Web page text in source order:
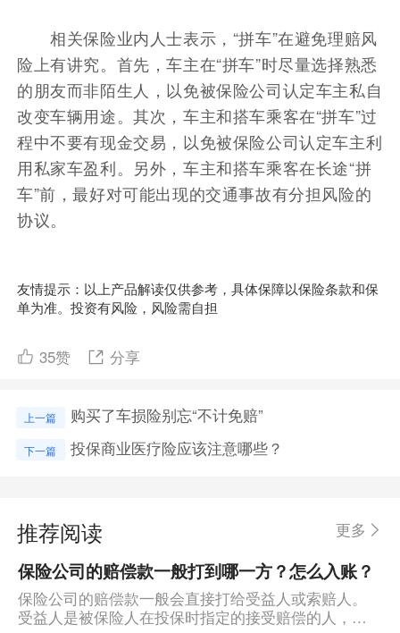
相关保险业内人士表示，“拼车”在避免理赔风
险上有讲究。首先，车主在“拼车”时尽量选择熟悉
的朋友而非陌生人，以免被保险公司认定车主私自
改变车辆用途。其次，车主和搭车乘客在“拼车”过
程中不要有现金交易，以免被保险公司认定车主利
用私家车盈利。另外，车主和搭车乘客在长途“拼
车”前，最好对可能出现的交通事故有分担风险的
协议。
友情提示：以上产品解读仅供参考，具体保障以保险条款和保
单为准。投资有风险，风险需自担
35赞 分享
上一篇 购买了车损险别忘“不计免赔”
下一篇 投保商业医疗险应该注意哪些？
推荐阅读 更多
保险公司的赔偿款一般打到哪一方？怎么入账？
保险公司的赔偿款一般会直接打给受益人或索赔人。
受益人是被保险人在投保时指定的接受赔偿的人，可